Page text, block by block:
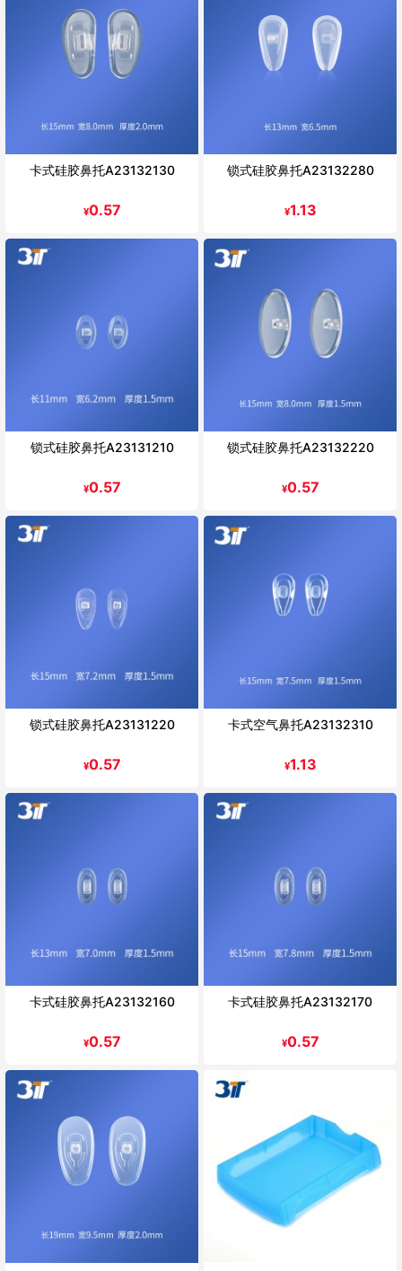
卡式硅胶鼻托A23132130
¥0.57
锁式硅胶鼻托A23132280
¥1.13
锁式硅胶鼻托A23131210
¥0.57
锁式硅胶鼻托A23132220
¥0.57
锁式硅胶鼻托A23131220
¥0.57
卡式空气鼻托A23132310
¥1.13
卡式硅胶鼻托A23132160
¥0.57
卡式硅胶鼻托A23132170
¥0.57